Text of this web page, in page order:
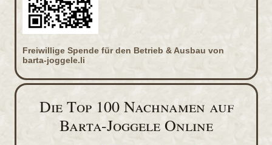
Freiwillige Spende für den Betrieb & Ausbau von
barta-joggele.li
Die Top 100 Nachnamen auf
Barta-Joggele Online